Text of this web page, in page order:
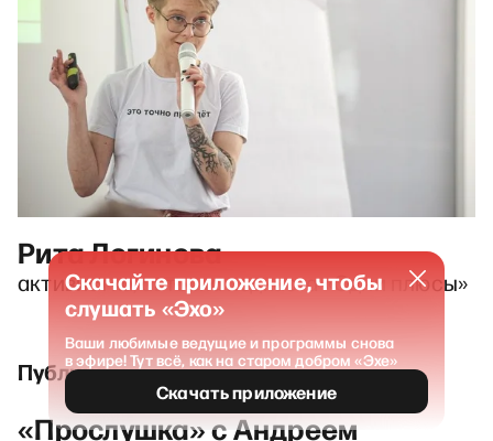
Рита Логинова
активистка, авторка подкаста «Одни плюсы»
Публикации и выпуски
«Прослушка» с Андреем
Скачайте приложение, чтобы
слушать «Эхо»
Ваши любимые ведущие и программы снова
в эфире! Тут всё, как на старом добром «Эхе»
Скачать приложение